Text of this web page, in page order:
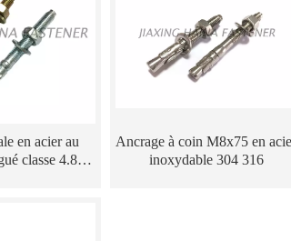
en acier au
classe 4.8
Ancrage à coin M8x75 en
inoxydable 304 316